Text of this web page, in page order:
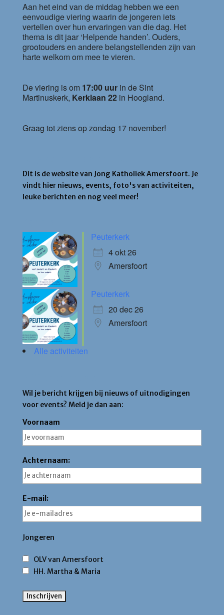
Aan het eind van de middag hebben we een
eenvoudige viering waarin de jongeren iets
vertellen over hun ervaringen van die dag. Het
thema is dit jaar ‘Helpende handen’. Ouders,
grootouders en andere belangstellenden zijn van
harte welkom om mee te vieren.
De viering is om 17:00 uurin de Sint
Martinuskerk, Kerklaan 22in Hoogland.
Graag tot ziens op zondag 17 november!
Dit is de website van Jong Katholiek Amersfoort. Je
vindt hier nieuws, events, foto's van activiteiten,
leuke berichten en nog veel meer!
Peuterkerk
4 okt 26
Amersfoort
Peuterkerk
20 dec 26
Amersfoort
Alle activiteiten
Wil je bericht krijgen bij nieuws of uitnodigingen
voor events? Meld je dan aan:
Voornaam
Achternaam:
E-mail:
Jongeren
OLV van Amersfoort
HH. Martha & Maria